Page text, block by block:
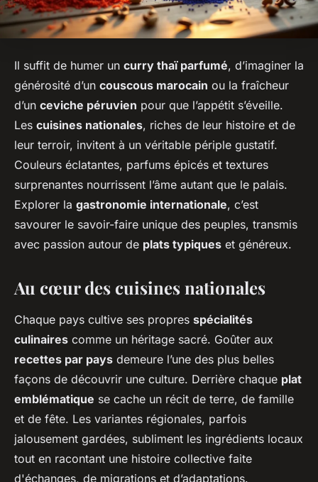
Il suffit de humer un curry thaï parfumé, d’imaginer la
générosité d’un couscous marocain ou la fraîcheur
d’un ceviche péruvien pour que l’appétit s’éveille.
Les cuisines nationales, riches de leur histoire et de
leur terroir, invitent à un véritable périple gustatif.
Couleurs éclatantes, parfums épicés et textures
surprenantes nourrissent l’âme autant que le palais.
Explorer la gastronomie internationale, c’est
savourer le savoir-faire unique des peuples, transmis
avec passion autour de plats typiques et généreux.
Au cœur des cuisines nationales
Chaque pays cultive ses propres spécialités
culinaires comme un héritage sacré. Goûter aux
recettes par pays demeure l’une des plus belles
façons de découvrir une culture. Derrière chaque plat
emblématique se cache un récit de terre, de famille
et de fête. Les variantes régionales, parfois
jalousement gardées, subliment les ingrédients locaux
tout en racontant une histoire collective faite
d'échanges, de migrations et d’adaptations.